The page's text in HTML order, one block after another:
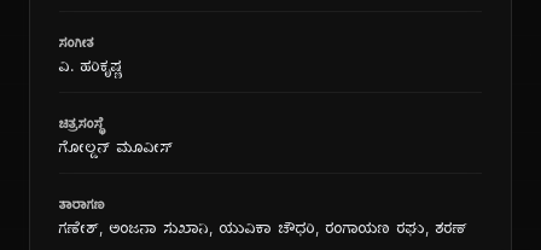
ಸಂಗೀತ
ವಿ. ಹರಿಕೃಷ್ಣ
ಚಿತ್ರಸಂಸ್ಥೆ
ಗೋಲ್ಡನ್ ಮೂವೀಸ್
ತಾರಾಗಣ
ಗಣೇಶ್, ಅಂಜನಾ ಸುಖಾನಿ, ಯುವಿಕಾ ಚೌಧರಿ, ರಂಗಾಯಣ ರಘು, ಶರಣ್